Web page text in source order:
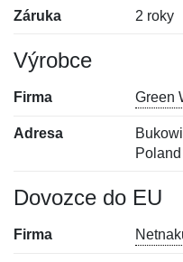
Záruka 2 roky
Výrobce
Firma Green
Adresa
Dovozce do EU
Firma